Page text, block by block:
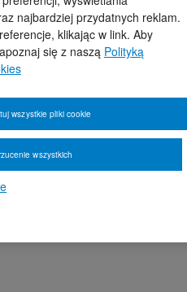
najbardziej przydatnych reklam.
klikając w link. Aby
się z naszą Polityką
wszystkich
wszystkie pliki cookie